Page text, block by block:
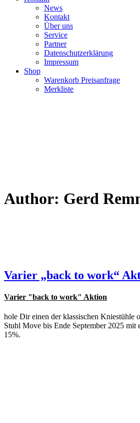
News
Kontakt
Über uns
Service
Partner
Datenschutzerklärung
Impressum
Shop
Warenkorb Preisanfrage
Merkliste
Author: Gerd
Varier „back to work“
Varier "back to work" Aktion
hole Dir einen der klassischen Kniestühle
Stuhl Move bis Ende September 2025 mit
15%.